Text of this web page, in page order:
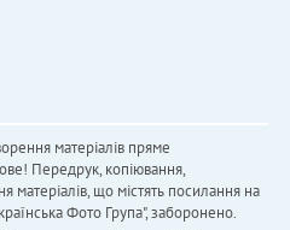
матеріалів пряме
Передрук, копіювання,
матеріалів, що містять посилання на
Фото Група", заборонено.